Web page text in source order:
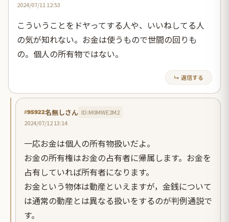
2024/07/11 12:53
こういうことをドヤってする人や、いいねしてる人
の気が知れない。お金は使うもので世間の回りも
の。個人の所有物ではない。
↳ 返信する
#95922名無しさん ID:M0MWE2M2
2024/07/12 13:14
一応お金は個人の所有物扱いだよ。
お金の所有権はお金の占有者に帰属します。お金を
占有していれば所有者になります。
お金という物体は動産といえますが，金銭について
は通常の動産とは異なる扱いをするのが判例通説で
す。